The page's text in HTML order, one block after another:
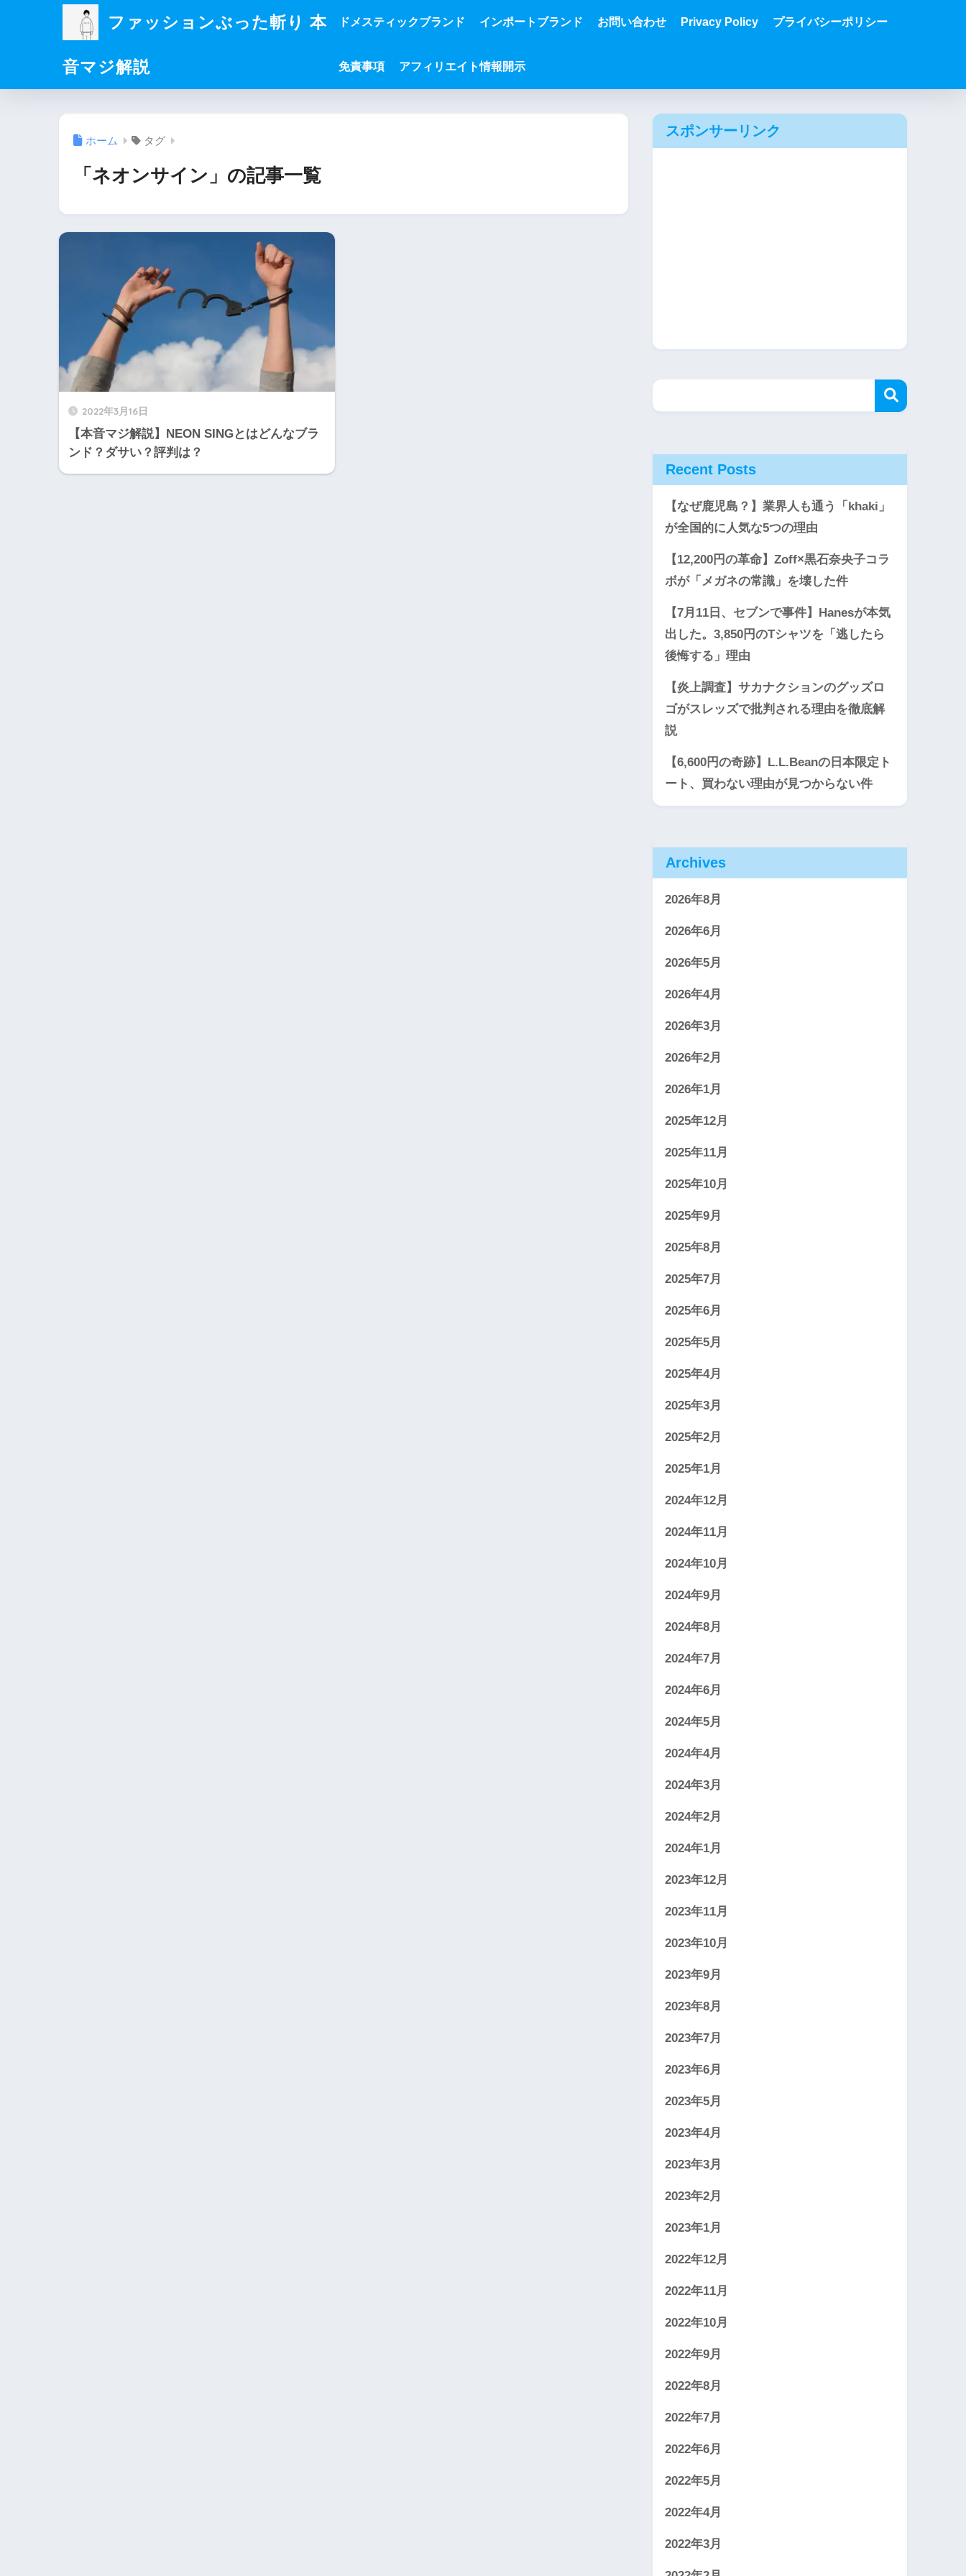
ファッションぶった斬り 本
音マジ解説
ドメスティックブランド インポートブランド お問い合わせ Privacy Policy プライバシーポリシー
免責事項 アフィリエイト情報開示
ホーム タグ
「ネオンサイン」の記事一覧
2022年3月16日
【本音マジ解説】NEON SINGとはどんなブラ
ンド？ダサい？評判は？
スポンサーリンク
Recent Posts
【なぜ鹿児島？】業界人も通う「khaki」
が全国的に人気な5つの理由
【12,200円の革命】Zoff×黒石奈央子コラ
ボが「メガネの常識」を壊した件
【7月11日、セブンで事件】Hanesが本気
出した。3,850円のTシャツを「逃したら
後悔する」理由
【炎上調査】サカナクションのグッズロ
ゴがスレッズで批判される理由を徹底解
説
【6,600円の奇跡】L.L.Beanの日本限定ト
ート、買わない理由が見つからない件
Archives
2026年8月
2026年6月
2026年5月
2026年4月
2026年3月
2026年2月
2026年1月
2025年12月
2025年11月
2025年10月
2025年9月
2025年8月
2025年7月
2025年6月
2025年5月
2025年4月
2025年3月
2025年2月
2025年1月
2024年12月
2024年11月
2024年10月
2024年9月
2024年8月
2024年7月
2024年6月
2024年5月
2024年4月
2024年3月
2024年2月
2024年1月
2023年12月
2023年11月
2023年10月
2023年9月
2023年8月
2023年7月
2023年6月
2023年5月
2023年4月
2023年3月
2023年2月
2023年1月
2022年12月
2022年11月
2022年10月
2022年9月
2022年8月
2022年7月
2022年6月
2022年5月
2022年4月
2022年3月